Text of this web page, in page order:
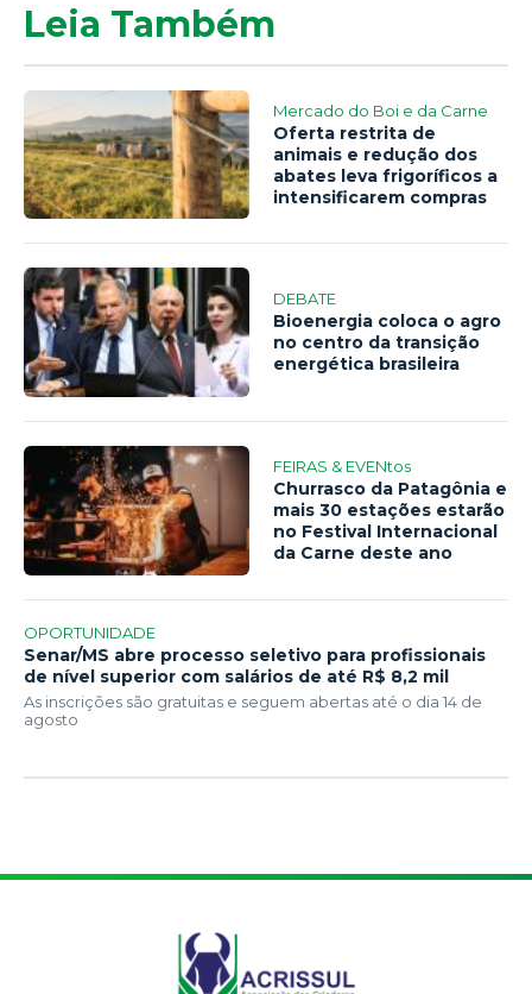
Leia Também
Mercado do Boi e da Carne
Oferta restrita de
animais e redução dos
abates leva frigoríficos a
intensificarem compras
DEBATE
Bioenergia coloca o agro
no centro da transição
energética brasileira
FEIRAS & EVENtos
Churrasco da Patagônia e
mais 30 estações estarão
no Festival Internacional
da Carne deste ano
OPORTUNIDADE
Senar/MS abre processo seletivo para profissionais
de nível superior com salários de até R$ 8,2 mil
As inscrições são gratuitas e seguem abertas até o dia 14 de
agosto